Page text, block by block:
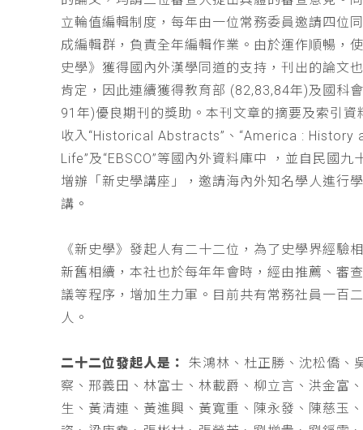
立輪值編輯制度，每年由一位常務委員邀請四位
成編輯群，負責全年編輯作業。由於運作順暢，
史學》獲得國內外漢學同道的支持，刊出的論文
肯定，因此連續獲得教育部 (82,83,84年)及國科
91年)優良期刊的獎助。本刊文章的摘要及索引資
收入“Historical Abstracts”、“America : History
Life”及“EBSCO”等國內外資料庫中 ，並自民國九
增辦「新史學講座」，邀請海內外知名學人進行
講。
《新史學》發起人有二十二位，為了史學界經驗
新舊相續，本社也於每年年會時，經由推薦、審
議等程序，增加生力軍。目前共有常務社員一百
人。
二十二位發起人是：
朱鴻林、杜正勝、沈松僑、
察、邢義田、林富士、林載爵、柳立言、洪金富
生、黃清連、黃進興、黃寬重、陳永發、陳慈玉